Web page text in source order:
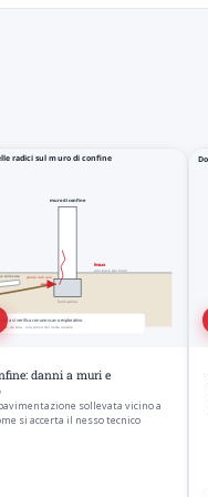
danni a muri e
sollevata vicino a
si accerta il nesso tecnico